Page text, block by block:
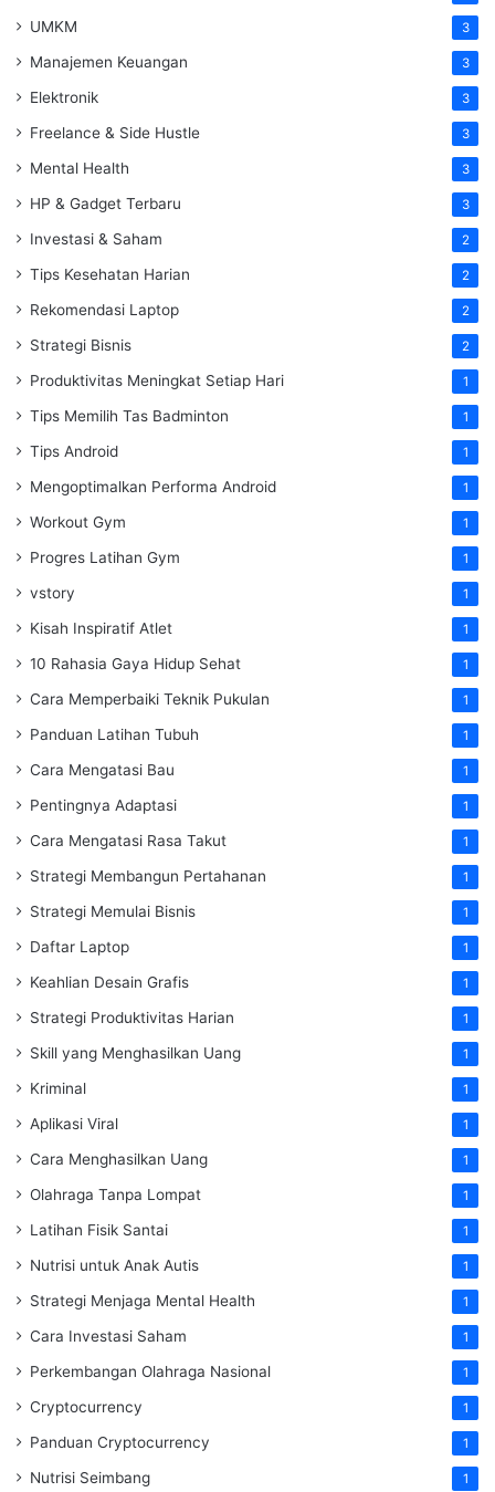
UMKM 3
Manajemen Keuangan 3
Elektronik 3
Freelance & Side Hustle 3
Mental Health 3
HP & Gadget Terbaru 3
Investasi & Saham 2
Tips Kesehatan Harian 2
Rekomendasi Laptop 2
Strategi Bisnis 2
Produktivitas Meningkat Setiap Hari 1
Tips Memilih Tas Badminton 1
Tips Android 1
Mengoptimalkan Performa Android 1
Workout Gym 1
Progres Latihan Gym 1
vstory 1
Kisah Inspiratif Atlet 1
10 Rahasia Gaya Hidup Sehat 1
Cara Memperbaiki Teknik Pukulan 1
Panduan Latihan Tubuh 1
Cara Mengatasi Bau 1
Pentingnya Adaptasi 1
Cara Mengatasi Rasa Takut 1
Strategi Membangun Pertahanan 1
Strategi Memulai Bisnis 1
Daftar Laptop 1
Keahlian Desain Grafis 1
Strategi Produktivitas Harian 1
Skill yang Menghasilkan Uang 1
Kriminal 1
Aplikasi Viral 1
Cara Menghasilkan Uang 1
Olahraga Tanpa Lompat 1
Latihan Fisik Santai 1
Nutrisi untuk Anak Autis 1
Strategi Menjaga Mental Health 1
Cara Investasi Saham 1
Perkembangan Olahraga Nasional 1
Cryptocurrency 1
Panduan Cryptocurrency 1
Nutrisi Seimbang 1